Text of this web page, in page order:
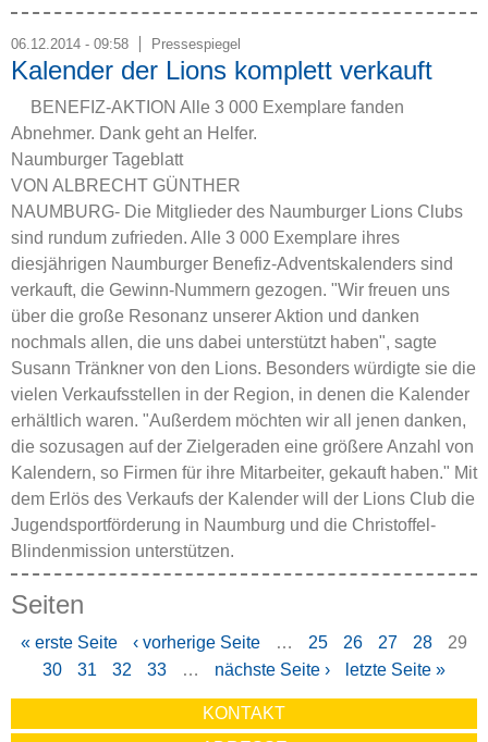
06.12.2014 - 09:58 Pressespiegel
Kalender der Lions komplett verkauft
BENEFIZ-AKTION Alle 3 000 Exemplare fanden
Abnehmer. Dank geht an Helfer.
Naumburger Tageblatt
VON ALBRECHT GÜNTHER
NAUMBURG- Die Mitglieder des Naumburger Lions Clubs
sind rundum zufrieden. Alle 3 000 Exemplare ihres
diesjährigen Naumburger Benefiz-Adventskalenders sind
verkauft, die Gewinn-Nummern gezogen. "Wir freuen uns
über die große Resonanz unserer Aktion und danken
nochmals allen, die uns dabei unterstützt haben", sagte
Susann Tränkner von den Lions. Besonders würdigte sie die
vielen Verkaufsstellen in der Region, in denen die Kalender
erhältlich waren. "Außerdem möchten wir all jenen danken,
die sozusagen auf der Zielgeraden eine größere Anzahl von
Kalendern, so Firmen für ihre Mitarbeiter, gekauft haben." Mit
dem Erlös des Verkaufs der Kalender will der Lions Club die
Jugendsportförderung in Naumburg und die Christoffel-
Blindenmission unterstützen.
Seiten
« erste Seite ‹ vorherige Seite … 25 26 27 28
29
30
31 32 33 … nächste Seite › letzte Seite »
KONTAKT